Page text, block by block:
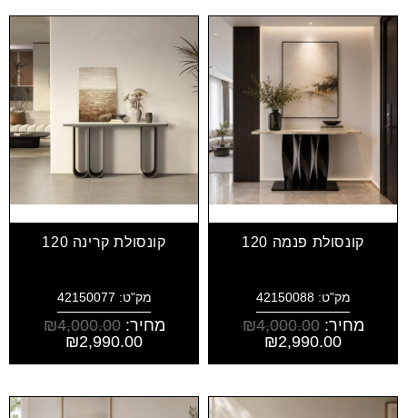
קונסולת פנמה 120
מק"ט: 42150088
מחיר: ₪4,000.00
₪2,990.00
קונסולת קרינה 120
מק"ט: 42150077
מחיר: ₪4,000.00
₪2,990.00